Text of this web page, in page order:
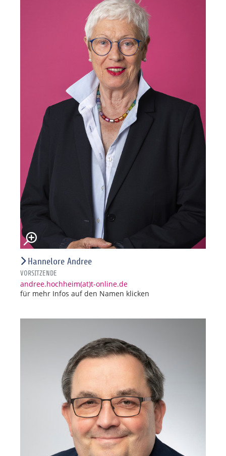
Hannelore Andree
VORSITZENDE
andree.hochheim(at)t-online.de
für mehr Infos auf den Namen klicken